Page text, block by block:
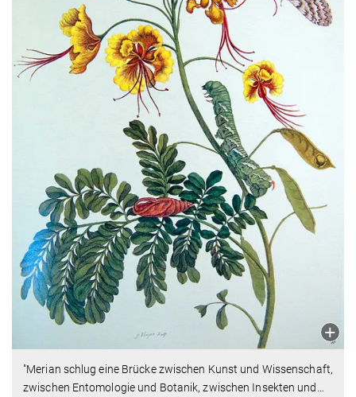
"Merian schlug eine Brücke zwischen Kunst und Wissenschaft,
zwischen Entomologie und Botanik, zwischen Insekten und